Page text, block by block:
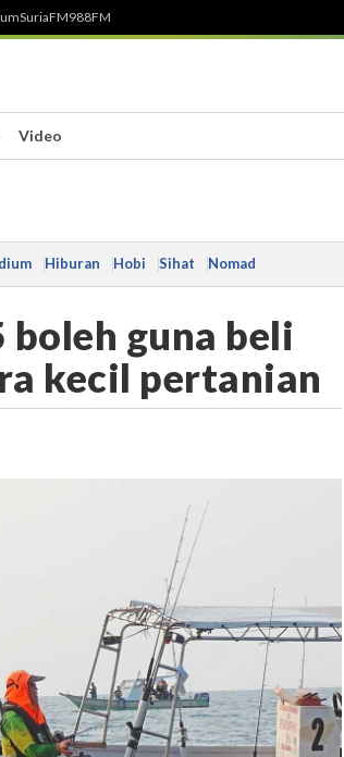
SuriaFM988FM
Video
Hiburan Hobi Sihat Nomad
guna beli
kecil pertanian